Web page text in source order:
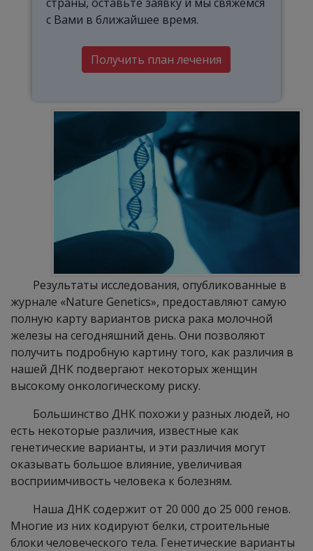
с Вами в ближайшее время.
Получить план лечения
Результаты исследования, опубликованные в
журнале «Nature Genetics», предоставляют самую
полную карту вариантов риска рака молочной
железы на сегодняшний день. Они позволяют
получить подробную картину того, как различия в
нашей ДНК подвергают некоторых женщин
высокому онкологическому риску.
Большинство ДНК похожи у разных людей, но
есть некоторые различия, известные как
генетические варианты, и эти различия могут
оказывать большое влияние, увеличивая
восприимчивость человека к болезням.
Наша ДНК содержит от 20 000 до 25 000 генов.
Многие из них кодируют белки, строительные
блоки человеческого тела. Генетические варианты